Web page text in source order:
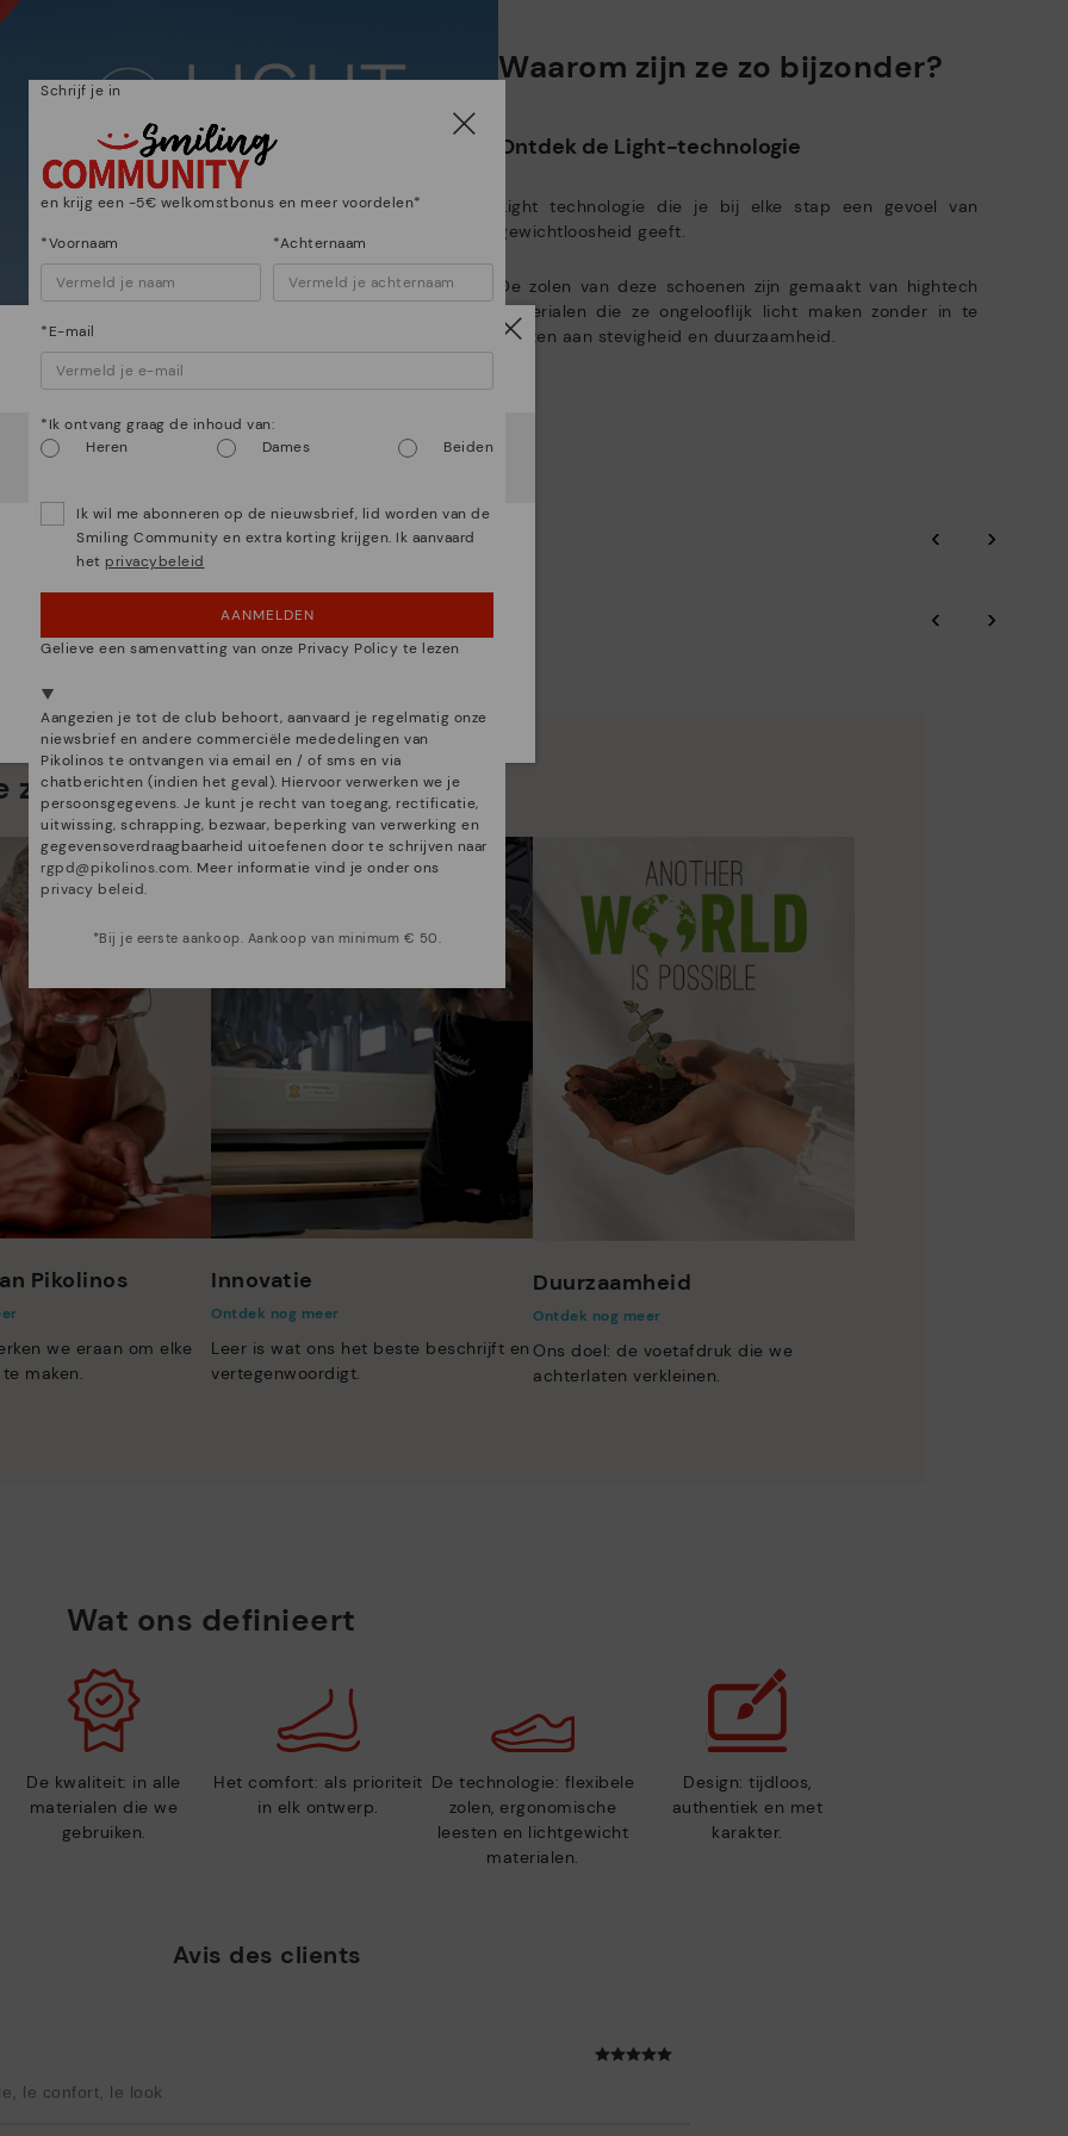
Bekijk meer informatie over verzendingen hier.
*Gratis verzending voor bestellingen van meer dan €50 - gratis
terugbezorgingen. Termijn voor retour verlengd tot 60 dagen voor
afvalstoffen te produceren en hergebruik ervan in de hand te
Pikolinos ijvert voor de duurzaamheid van al zijn materialen en
productieprocessen.
ONTDEK MEER
Waarom zijn ze zo bijzonder?
Ontdek de Light-technologie
Light technologie die je bij elke stap een gevoel van
gewichtloosheid geeft.
De zolen van deze schoenen zijn gemaakt van hightech
materialen die ze ongelooflijk licht maken zonder in te
boeten aan stevigheid en duurzaamheid.
‹ ›
‹ ›
zijn veel meer dan schoenen
Pikolinos
we eraan om elke
maken.
Innovatie
Ontdek nog meer
Leer is wat ons het beste beschrijft en
vertegenwoordigt.
Duurzaamheid
Ontdek nog meer
Ons doel: de voetafdruk die we
achterlaten verkleinen.
Wat ons definieert
De kwaliteit: in alle
materialen die we
gebruiken.
Het comfort: als prioriteit
in elk ontwerp.
De technologie: flexibele
zolen, ergonomische
leesten en lichtgewicht
materialen.
Design: tijdloos,
authentiek en met
karakter.
Avis des clients
le confort, le look
Let op!
Het lijkt erop dat je inVerenigde Staten
probeert toegang te krijgen tot de
website.
OEPS! FOUTJE, IK WIL GRAAG IN VERENIGDE
STATEN BLIJVEN
NEE, IK WIL DE BELGIË WEBSITE ZIEN
Schrijf je in
en krijg een -5€ welkomstbonus en meer voordelen*
*Voornaam *Achternaam
*E-mail
*Ik ontvang graag de inhoud van:
Heren
Dames Beiden
Ik wil me abonneren op de nieuwsbrief, lid worden van de
Smiling Community en extra korting krijgen. Ik aanvaard
het privacybeleid
AANMELDEN
Gelieve een samenvatting van onze Privacy Policy te lezen
Aangezien je tot de club behoort, aanvaard je regelmatig onze
niewsbrief en andere commerciële mededelingen van
Pikolinos te ontvangen via email en / of sms en via
chatberichten (indien het geval). Hiervoor verwerken we je
persoonsgegevens. Je kunt je recht van toegang, rectificatie,
uitwissing, schrapping, bezwaar, beperking van verwerking en
gegevensoverdraagbaarheid uitoefenen door te schrijven naar
rgpd@pikolinos.com. Meer informatie vind je onder ons
privacy beleid.
*Bij je eerste aankoop. Aankoop van minimum € 50.